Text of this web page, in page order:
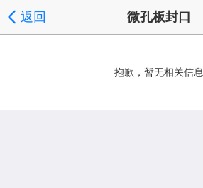
返回 微孔板封口
抱歉，暂无相关信息